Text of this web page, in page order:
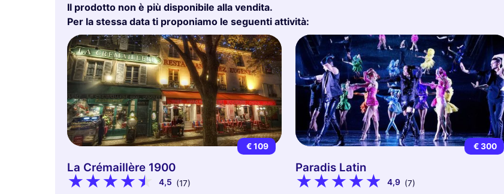
Il prodotto non è più disponibile alla vendita.
Per la stessa data ti proponiamo le seguenti attività:
€ 109
La Crémaillère 1900
4,5 (17)
€ 300
Paradis Latin
4,9 (7)